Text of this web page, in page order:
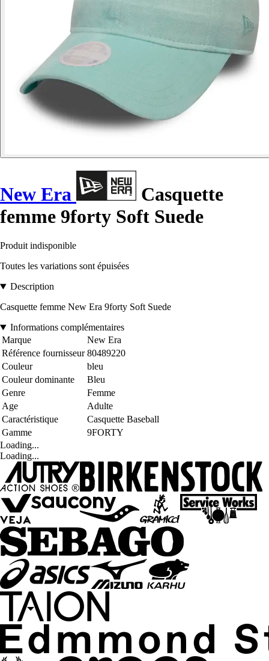
New Era
Casquette
femme 9forty Soft Suede
Produit indisponible
Toutes les variations sont épuisées
Description
Casquette femme New Era 9forty Soft Suede
Informations complémentaires
Marque
New Era
Référence fournisseur 80489220
Couleur
bleu
Couleur dominante
Bleu
Genre
Femme
Age
Adulte
Caractéristique
Casquette Baseball
Gamme
9FORTY
Loading...
Loading...